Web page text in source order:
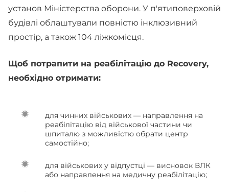
установ Міністерства оборони. У п'ятиповерховій
будівлі облаштували повністю інклюзивний
простір, а також 104 ліжкомісця.
Щоб потрапити на реабілітацію до Recovery,
необхідно отримати:
для чинних військових — направлення на
реабілітацію від військової частини чи
шпиталю з можливістю обрати центр
самостійно;
для військових у відпустці — висновок ВЛК
або направлення на медичну реабілітацію;